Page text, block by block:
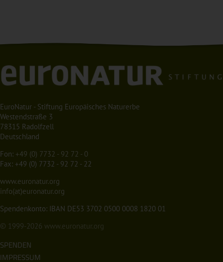
EuroNatur - Stiftung Europäisches Naturerbe
Westendstraße 3
78315 Radolfzell
Deutschland
Fon: +49 (0) 7732 - 92 72 - 0
Fax: +49 (0) 7732 - 92 72 - 22
www.euronatur.org
info(at)euronatur.org
Spendenkonto: IBAN DE53 3702 0500 0008 1820 01
© 1999-2026 www.euronatur.org
SPENDEN
IMPRESSUM